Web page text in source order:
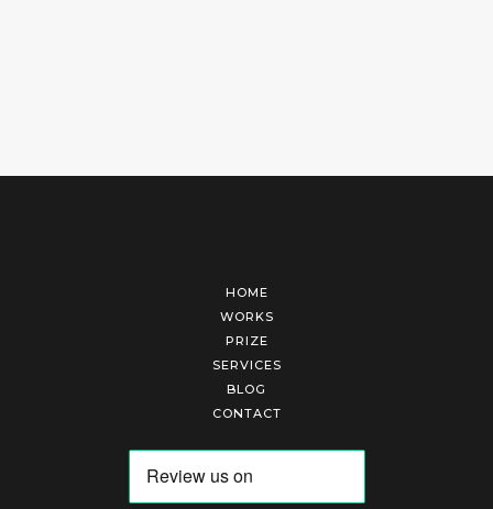
HOME
WORKS
PRIZE
SERVICES
BLOG
CONTACT